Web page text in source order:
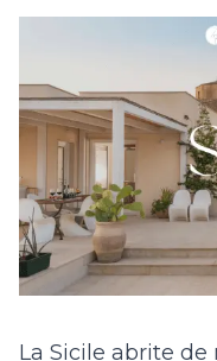
La Sicile abrite